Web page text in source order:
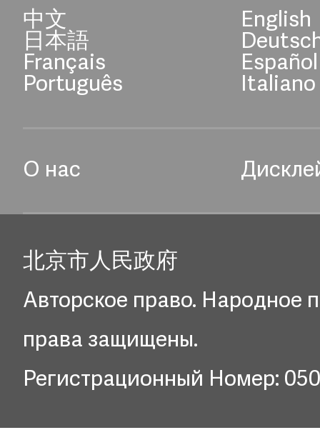
中文 English
日本語
Français Español
Português Italiano
О нас
北京市人民政府
Авторское право. Народное
права защищены.
Регистрационный Номер: